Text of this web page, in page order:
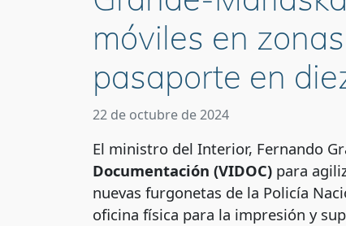
móviles en
pasaporte en
22 de octubre de 2024
El ministro del Interior, Fernando
Documentación (VIDOC) para
nuevas furgonetas de la Policía
oficina física para la impresión y